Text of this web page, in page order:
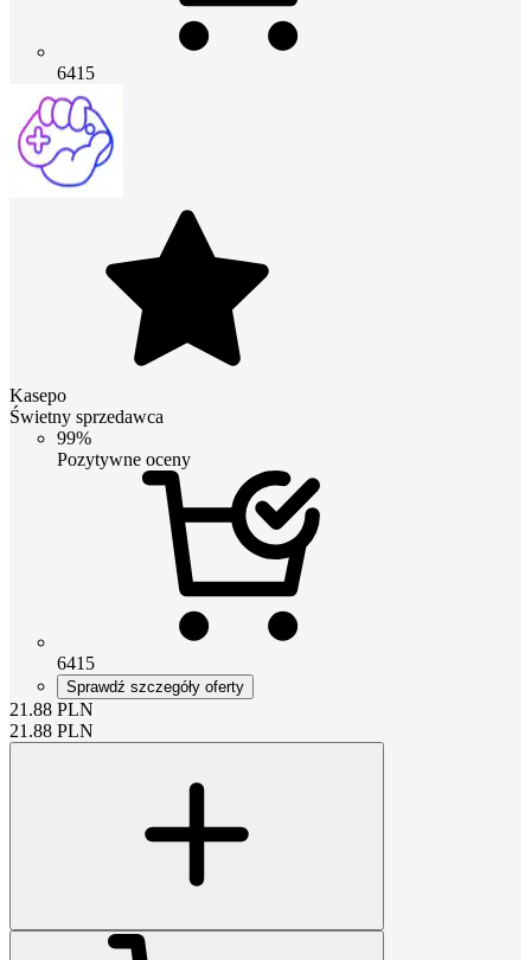
6415
Kasepo
Świetny sprzedawca
99%
Pozytywne oceny
6415
Sprawdź szczegóły oferty
21.88 PLN
21.88 PLN